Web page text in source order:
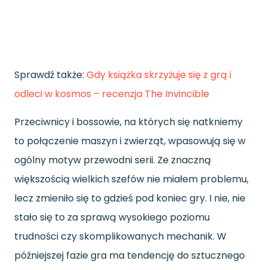
Sprawdź także: Gdy książka skrzyżuje się z grą i
odleci w kosmos – recenzja The Invincible
Przeciwnicy i bossowie, na których się natkniemy
to połączenie maszyn i zwierząt, wpasowują się w
ogólny motyw przewodni serii. Ze znaczną
większością wielkich szefów nie miałem problemu,
lecz zmieniło się to gdzieś pod koniec gry. I nie, nie
stało się to za sprawą wysokiego poziomu
trudności czy skomplikowanych mechanik. W
późniejszej fazie gra ma tendencję do sztucznego